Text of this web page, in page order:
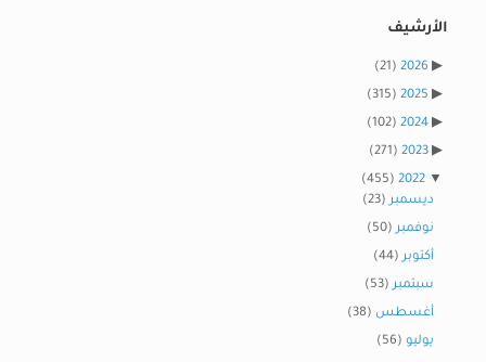
الأرشيف
2026
(21)
2025
(315)
2024
(102)
2023
(271)
2022
(455)
ديسمبر(23)
نوفمبر(50)
أكتوبر(44)
سبتمبر(53)
أغسطس (38)
يوليو (56)